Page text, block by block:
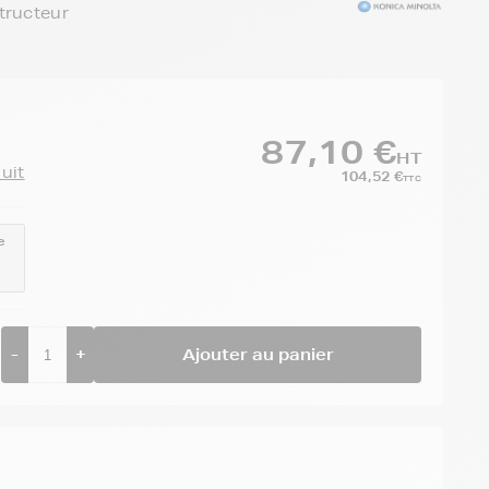
87,10 €HT
104,52 €TTC
- + Ajouter au panier